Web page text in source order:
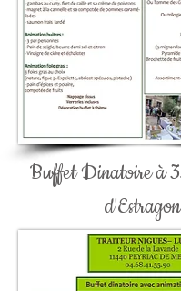
Buffet Dinatoire à